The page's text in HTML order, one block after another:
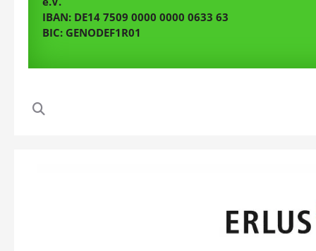
IBAN: DE14 7509 0000 0000 0633 63
BIC: GENODEF1R01